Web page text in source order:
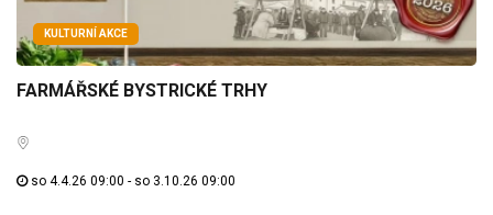
KULTURNÍ AKCE
FARMÁŘSKÉ BYSTRICKÉ TRHY
so 4.4.26 09:00 - so 3.10.26 09:00